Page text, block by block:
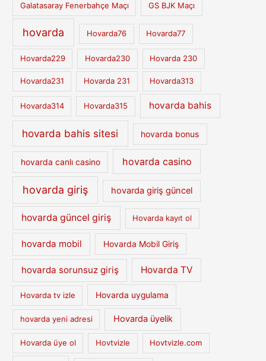
Galatasaray Fenerbahçe Maçı GS BJK Maçı
hovarda Hovarda76 Hovarda77
Hovarda229 Hovarda230 Hovarda 230
Hovarda231 Hovarda 231 Hovarda313
Hovarda314 Hovarda315 hovarda bahis
hovarda bahis sitesi hovarda bonus
hovarda canlı casino hovarda casino
hovarda giriş hovarda giriş güncel
hovarda güncel giriş Hovarda kayıt ol
hovarda mobil Hovarda Mobil Giriş
hovarda sorunsuz giriş Hovarda TV
Hovarda tv izle Hovarda uygulama
hovarda yeni adresi Hovarda üyelik
Hovarda üye ol Hovtvizle Hovtvizle.com